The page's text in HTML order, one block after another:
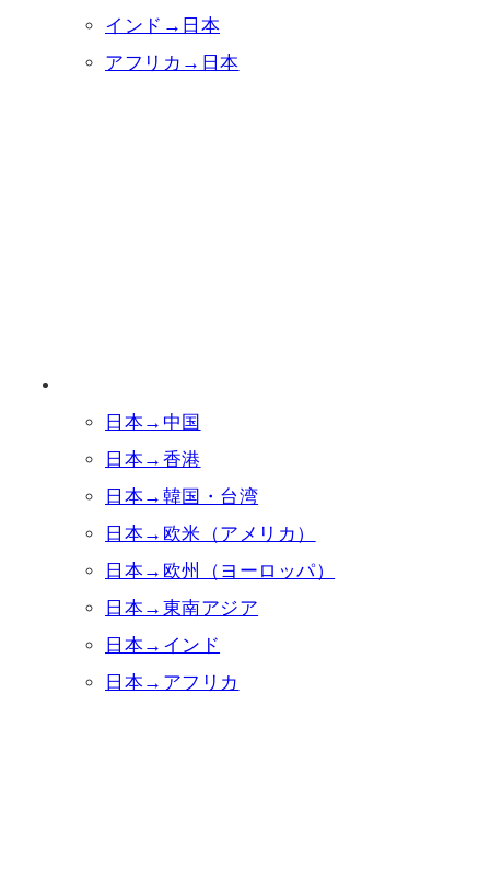
インド→日本
アフリカ→日本
日本→中国
日本→香港
日本→韓国・台湾
日本→欧米（アメリカ）
日本→欧州（ヨーロッパ）
日本→東南アジア
日本→インド
日本→アフリカ